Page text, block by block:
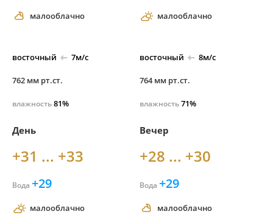
малооблачно
восточный 7м/с
762 мм рт.ст.
влажность81%
малооблачно
восточный 8м/с
764 мм рт.ст.
влажность71%
День
+31 ... +33
Вода +29
малооблачно
Вечер
+28 ... +30
Вода +29
малооблачно